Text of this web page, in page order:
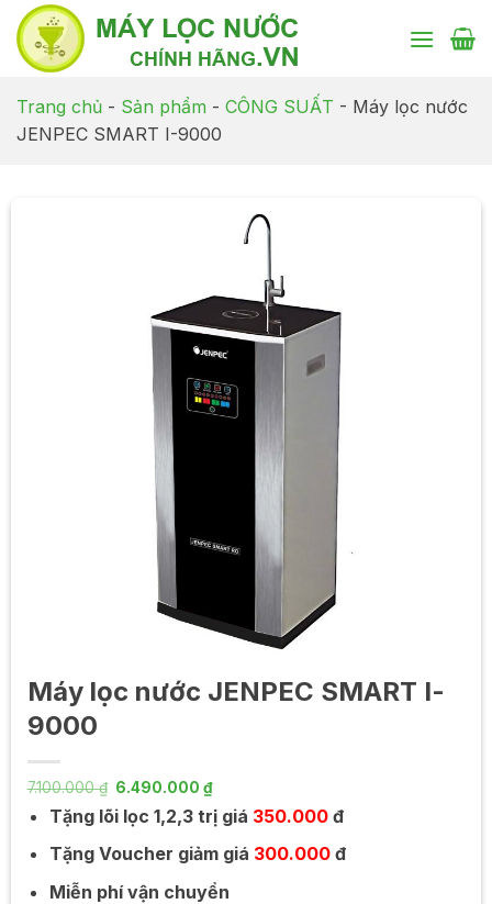
Chuyển
đến
nội
dung
Trang chủ - Sản phẩm - CÔNG SUẤT - Máy lọc nước
JENPEC SMART I-9000
Máy lọc nước JENPEC SMART I-
9000
7.100.000₫ Giá
là:
7.100.000 ₫.
6.490.000 ₫Giá
hiện
tại
là:
6.490.000 ₫.
Tặng lõi lọc 1,2,3 trị giá 350.000 đ
Tặng Voucher giảm giá 300.000 đ
Miễn phí vận chuyển